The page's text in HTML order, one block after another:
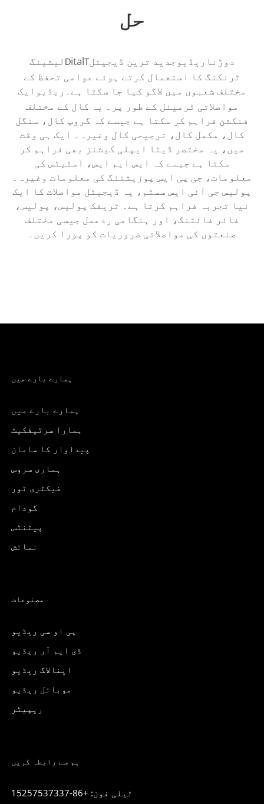
حل
لیشینگ DitalT دوڑنا ریڈیو جدید ترین ڈیجیٹل
ٹرنکنگ کا استعمال کرتے ہوئے عوامی تحفظ کے
مختلف شعبوں میں لاگو کیا جا سکتا ہے۔ ریڈیو ایک
مواصلاتی ٹرمینل کے طور پر۔ یہ کال کے مختلف
فنکشن فراہم کر سکتا ہے جیسے کہ گروپ کال، سنگل
کال، مکمل کال، ترجیحی کال وغیرہ۔ ایک ہی وقت
میں، یہ مختصر ڈیٹا ایپلی کیشنز بھی فراہم کر
سکتا ہے جیسے کہ ایس ایم ایس، اسٹیٹس کی
معلومات، جی پی ایس پوزیشننگ کی معلومات وغیرہ۔
پولیس جی آئی ایس سسٹم، یہ ڈیجیٹل مواصلات کا ایک
نیا تجربہ فراہم کرتا ہے۔ ٹریفک پولیس، پولیس،
فائر فائٹنگ، اور ہنگامی ردعمل جیسی مختلف
صنعتوں کی مواصلاتی ضروریات کو پورا کریں۔
ہمارے بارے میں
ہمارے بارے میں
ہمارا سرٹیفکیٹ
پیداوار کا سامان
ہماری سروس
فیکٹری ٹور
گودام
پیٹنٹس
نمائش
مصنوعات
پی او سی ریڈیو
ڈی ایم آر ریڈیو
اینالاگ ریڈیو
موبائل ریڈیو
ریپیٹر
ہم سے رابطہ کریں
ٹیلی فون: +86-15257537337